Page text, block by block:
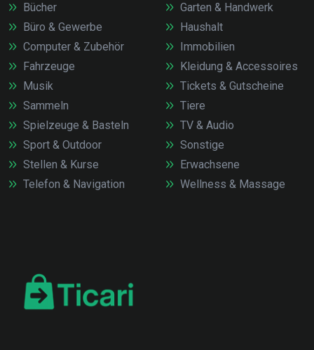
Bücher
Büro & Gewerbe
Computer & Zubehör
Fahrzeuge
Garten & Handwerk
Haushalt
Immobilien
Kleidung & Accessoires
Musik
Sammeln
Spielzeuge & Basteln
Sport & Outdoor
Stellen & Kurse
Telefon & Navigation
Tickets & Gutscheine
Tiere
TV & Audio
Sonstige
Erwachsene
Wellness & Massage